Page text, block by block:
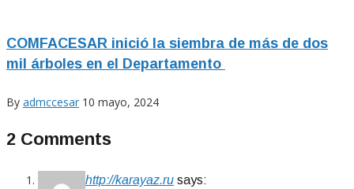
COMFACESAR inició la siembra de más de dos
mil árboles en el Departamento
By admccesar 10 mayo, 2024
2 Comments
http://karayaz.ru says: